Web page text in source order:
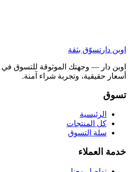
اوبن دار تسوّق بثقة
اوبن دار — وجهتك الموثوقة للتسوق
أسعار حقيقية، وتجربة شراء آمنة.
تسوق
الرئيسية
كل المنتجات
سلة التسوق
خدمة العملاء